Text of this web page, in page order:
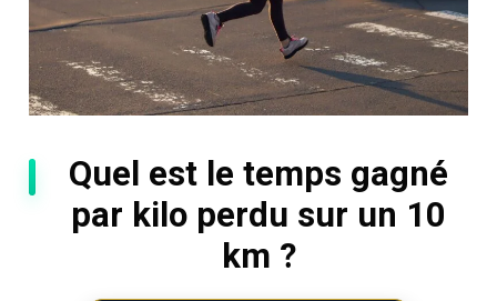
Quel est le temps gagné
par kilo perdu sur un 10
km ?